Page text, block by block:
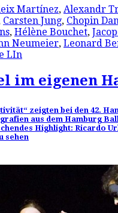
Martínez, Alexandr
Carsten Jung, Chopin
, Hélène Bouchet,
Neumeier, Leonard
LIn
im eigenen
zeigten bei den 42.
aus dem Hamburg
Highlight: Ricardo
sehen